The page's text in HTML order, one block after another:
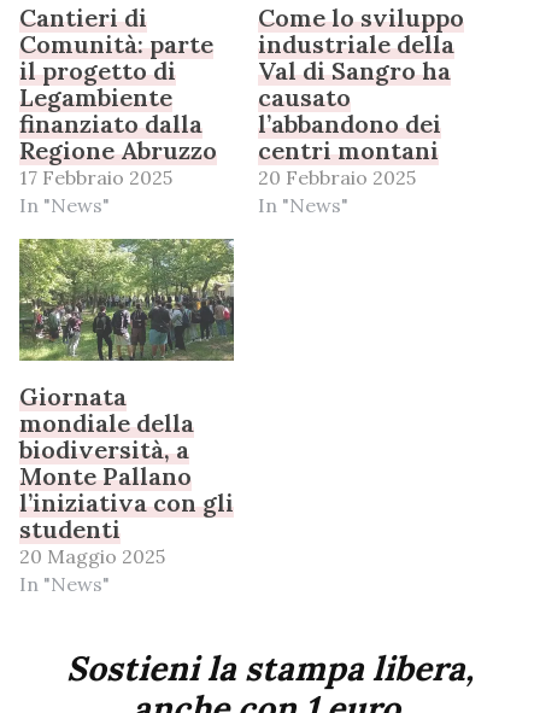
Cantieri di
Comunità: parte
il progetto di
Legambiente
finanziato dalla
Regione Abruzzo
17 Febbraio 2025
In "News"
Come lo sviluppo
industriale della
Val di Sangro ha
causato
l’abbandono dei
centri montani
20 Febbraio 2025
In "News"
Giornata
mondiale della
biodiversità, a
Monte Pallano
l’iniziativa con gli
studenti
20 Maggio 2025
In "News"
Sostieni la stampa libera,